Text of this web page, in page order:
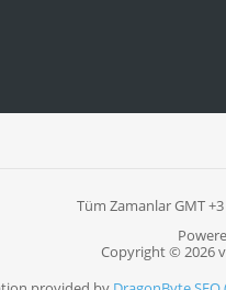
Tüm Zamanlar GMT
Copyright © 2026